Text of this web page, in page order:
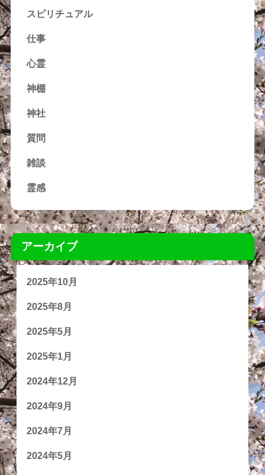
スピリチュアル
仕事
心霊
神棚
神社
質問
雑談
霊感
アーカイブ
2025年10月
2025年8月
2025年5月
2025年1月
2024年12月
2024年9月
2024年7月
2024年5月